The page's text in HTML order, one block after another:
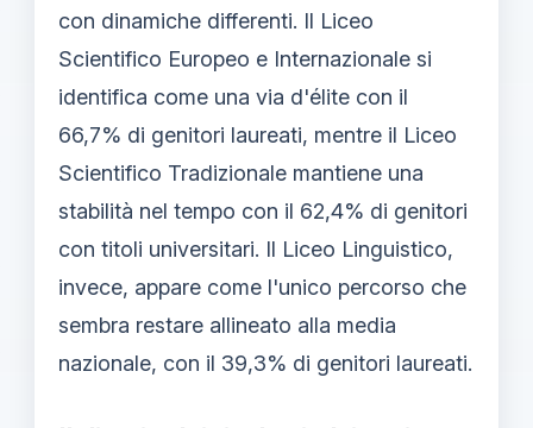
con dinamiche differenti. Il Liceo
Scientifico Europeo e Internazionale si
identifica come una via d'élite con il
66,7% di genitori laureati, mentre il Liceo
Scientifico Tradizionale mantiene una
stabilità nel tempo con il 62,4% di genitori
con titoli universitari. Il Liceo Linguistico,
invece, appare come l'unico percorso che
sembra restare allineato alla media
nazionale, con il 39,3% di genitori laureati.